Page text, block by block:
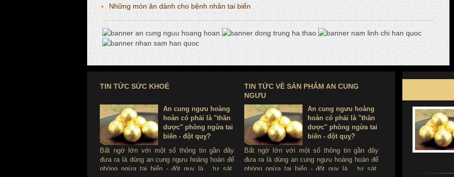
Những món ăn dành cho bệnh nhân tai biến
TIN TỨC SỨC KHOẺ
An cung ngưu hoàng
hoàn có phải là "thần
dược" phòng ngừa tai
biến - đột quỵ?
Bất ngờ lớn với một số thông tin gần đây
đưa ra là dùng an cung ngưu hoàng hoàn để
phòng ngừa tai biến - đột quỵ là ...tự sát.
TIN TỨC VỀ SẢN PHẨM AN CUNG
NGƯU
An cung ngưu hoàng
hoàn có phải là "thần
dược" phòng ngừa tai
biến - đột quỵ?
Bất ngờ lớn với một số thông tin gần đây
đưa ra là dùng an cung ngưu hoàng hoàn để
phòng ngừa tai biến - đột quỵ là ...tự sát.